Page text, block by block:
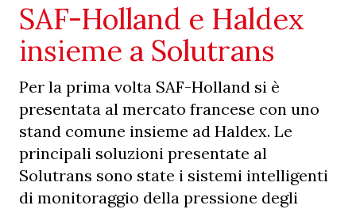
SAF-Holland e Haldex
insieme a Solutrans
Per la prima volta SAF-Holland si è
presentata al mercato francese con uno
stand comune insieme ad Haldex. Le
principali soluzioni presentate al
Solutrans sono state i sistemi intelligenti
di monitoraggio della pressione degli